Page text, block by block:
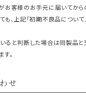
客様のお手元に届いてから
、上記「初期不良品について
ると判断した場合は同製品と
。
せ